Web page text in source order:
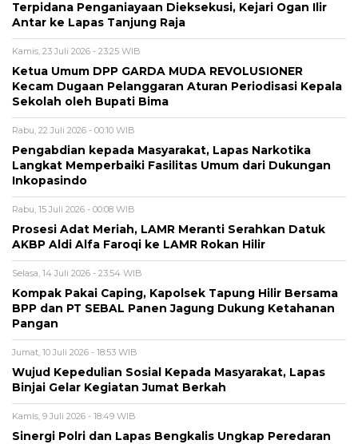
Terpidana Penganiayaan Dieksekusi, Kejari Ogan Ilir
Antar ke Lapas Tanjung Raja
Kamis, 23 Juli 2026 - 23:25 WIB
Ketua Umum DPP GARDA MUDA REVOLUSIONER
Kecam Dugaan Pelanggaran Aturan Periodisasi Kepala
Sekolah oleh Bupati Bima
Rabu, 22 Juli 2026 - 00:10 WIB
Pengabdian kepada Masyarakat, Lapas Narkotika
Langkat Memperbaiki Fasilitas Umum dari Dukungan
Inkopasindo
Rabu, 15 Juli 2026 - 00:08 WIB
Prosesi Adat Meriah, LAMR Meranti Serahkan Datuk
AKBP Aldi Alfa Faroqi ke LAMR Rokan Hilir
Selasa, 14 Juli 2026 - 23:54 WIB
Kompak Pakai Caping, Kapolsek Tapung Hilir Bersama
BPP dan PT SEBAL Panen Jagung Dukung Ketahanan
Pangan
Jumat, 10 Juli 2026 - 18:53 WIB
Wujud Kepedulian Sosial Kepada Masyarakat, Lapas
Binjai Gelar Kegiatan Jumat Berkah
Kamis, 9 Juli 2026 - 18:49 WIB
Sinergi Polri dan Lapas Bengkalis Ungkap Peredaran